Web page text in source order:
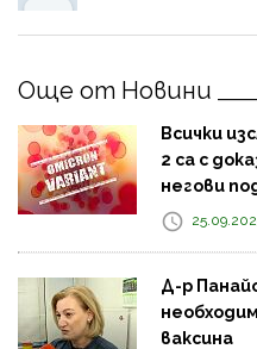
Още от Новини
Всички
2 са с
негови
Д-р
ваксина